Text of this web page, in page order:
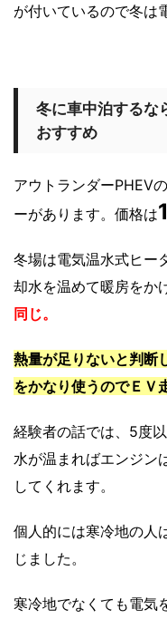
が付いているので冬は
冬に車中泊するな
おすすめ
アウトランダーPHEV
ーがあります。価格は
冬場は電気温水式ヒー
却水を温めて暖房をか
同じ。
熱量が足りないと判断
をかなり使うのでＥＶ
経験者の話では、5度
水が温まればエンジン
してくれます。
個人的には寒冷地の人
じました。
寒冷地でなくても電気